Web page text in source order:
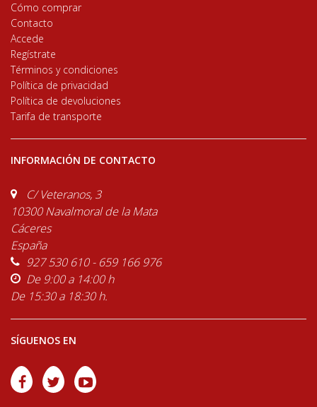
Cómo comprar
Contacto
Accede
Regístrate
Términos y condiciones
Política de privacidad
Política de devoluciones
Tarifa de transporte
INFORMACIÓN DE CONTACTO
C/ Veteranos, 3
10300 Navalmoral de la Mata
Cáceres
España
927 530 610 - 659 166 976
De 9:00 a 14:00 h
De 15:30 a 18:30 h.
SÍGUENOS EN